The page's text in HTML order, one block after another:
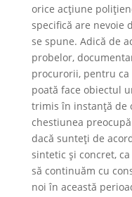
orice acțiune
specifică are nevoie
se spune. Adică de
probelor,
procurorii, pentru ca
poată face obiectul
trimis în instanță de
chestiunea
dacă sunteți de
sintetic și concret,
să continuăm cu
noi în această